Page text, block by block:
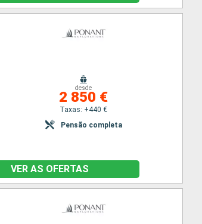
desde
2 850 €
Taxas: +440 €
Pensão completa
VER AS OFERTAS